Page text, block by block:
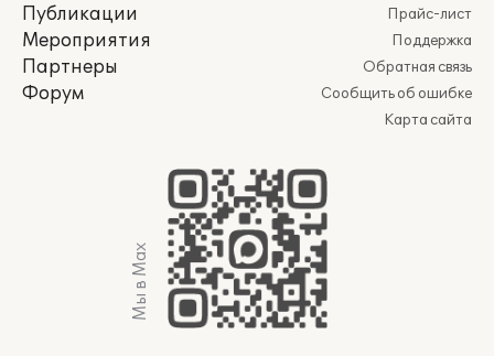
Публикации
Мероприятия
Партнеры
Форум
Прайс-лист
Поддержка
Обратная связь
Сообщить об ошибке
Карта сайта
Мы в Max